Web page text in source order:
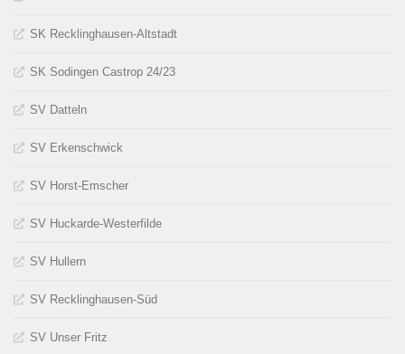
SK Recklinghausen-Altstadt
SK Sodingen Castrop 24/23
SV Datteln
SV Erkenschwick
SV Horst-Emscher
SV Huckarde-Westerfilde
SV Hullern
SV Recklinghausen-Süd
SV Unser Fritz